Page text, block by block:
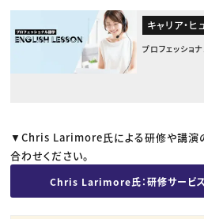
キャリア・
プロフェッシ
▼Chris Larimore氏による研修や講演の
合わせください。
Chris Larimore氏：研修サービ